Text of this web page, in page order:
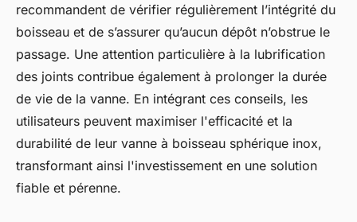
recommandent de vérifier régulièrement l’intégrité du
boisseau et de s’assurer qu’aucun dépôt n’obstrue le
passage. Une attention particulière à la lubrification
des joints contribue également à prolonger la durée
de vie de la vanne. En intégrant ces conseils, les
utilisateurs peuvent maximiser l'efficacité et la
durabilité de leur vanne à boisseau sphérique inox,
transformant ainsi l'investissement en une solution
fiable et pérenne.